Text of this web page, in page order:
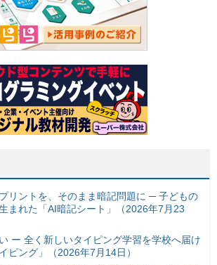
リントを、そのまま暗記問題に ─ 子どもの
まれた「AI暗記シート」（2026年7月23
ー 全く新しいタイピング学習を学校へ届け
ピング」（2026年7月14日）